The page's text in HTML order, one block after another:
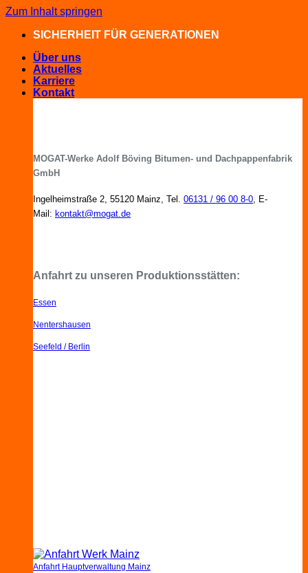
Zum Inhalt springen
SICHERHEIT FÜR GENERATIONEN
Über uns
Aktuelles
Karriere
Kontakt
MOGAT-Werke Adolf Böving Bitumen- und Dachpappenfabrik
GmbH
Ingelheimstraße 2, 55120 Mainz, Tel. 06131 / 96 00 8-0, E-
Mail: kontakt@mogat.de
Anfahrt zu unseren Produktionsstätten:
Essen
Nentershausen
Seefeld / Berlin
Anfahrt Hauptverwaltung Mainz